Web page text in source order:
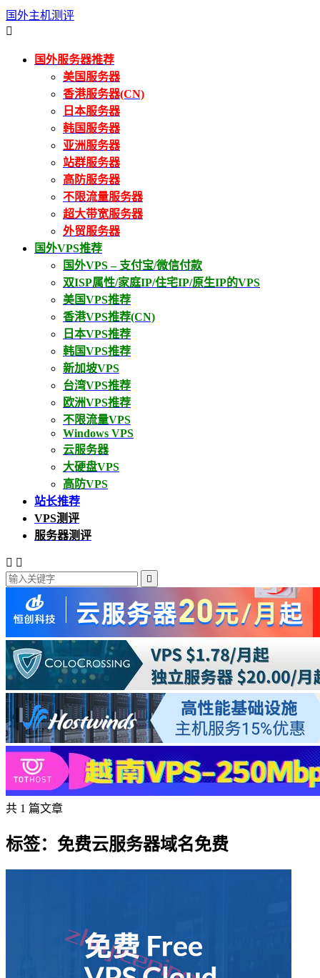
国外主机测评

国外服务器推荐
美国服务器
香港服务器(CN)
日本服务器
韩国服务器
亚洲服务器
站群服务器
高防服务器
不限流量服务器
超大带宽服务器
外贸服务器
国外VPS推荐
国外VPS – 支付宝/微信付款
双ISP属性/家庭IP/住宅IP/原生IP的VPS
美国VPS推荐
香港VPS推荐(CN)
日本VPS推荐
韩国VPS推荐
新加坡VPS
台湾VPS推荐
欧洲VPS推荐
不限流量VPS
Windows VPS
云服务器
大硬盘VPS
高防VPS
站长推荐
VPS测评
服务器测评
 

共 1 篇文章
标签：免费云服务器域名免费